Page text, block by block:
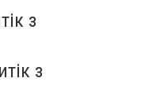
з
з